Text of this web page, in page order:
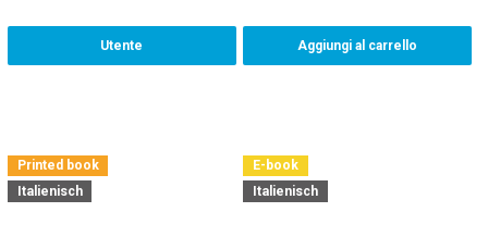
Utente Aggiungi al carrello
Printed book
Italienisch
E-book
Italienisch